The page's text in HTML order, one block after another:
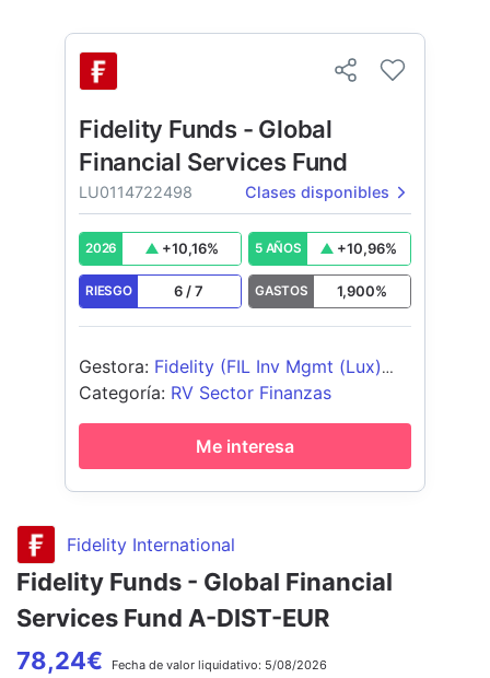
Fidelity International
Fidelity Funds - Global Financial
Services Fund A-DIST-EUR
78,24€ Fecha de valor liquidativo: 5/08/2026
Fidelity Funds - Global
Financial Services Fund
LU0114722498 Clases disponibles
2026 +10,16% 5 AÑOS +10,96%
RIESGO 6 /7 GASTOS 1,900%
Gestora: Fidelity (FIL Inv Mgmt (Lux)
S.A.)
Categoría: RV Sector Finanzas
Me interesa